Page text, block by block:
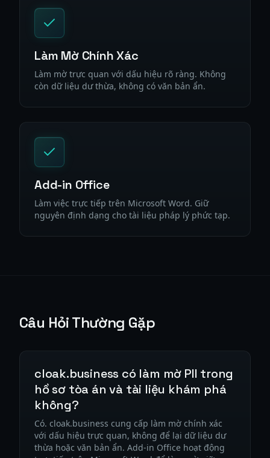
Làm Mờ Chính Xác
Làm mờ trực quan với dấu hiệu rõ ràng. Không
còn dữ liệu dư thừa, không có văn bản ẩn.
Add-in Office
Làm việc trực tiếp trên Microsoft Word. Giữ
nguyên định dạng cho tài liệu pháp lý phức tạp.
Câu Hỏi Thường Gặp
cloak.business có làm mờ PII trong
hồ sơ tòa án và tài liệu khám phá
không?
Có. cloak.business cung cấp làm mờ chính xác
với dấu hiệu trực quan, không để lại dữ liệu dư
thừa hoặc văn bản ẩn. Add-in Office hoạt động